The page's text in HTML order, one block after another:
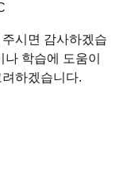
시면 감사하겠습
학습에 도움이
하겠습니다.